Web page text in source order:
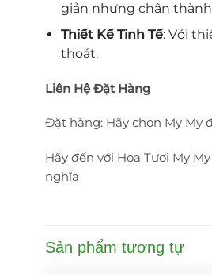
giản nhưng chân
Thiết Kế Tinh Tế: Với
thoát.
Liên Hệ Đặt Hàng
Đặt hàng: Hãy chọn My My
Hãy đến với Hoa Tươi My
nghĩa
Sản phẩm tương tự